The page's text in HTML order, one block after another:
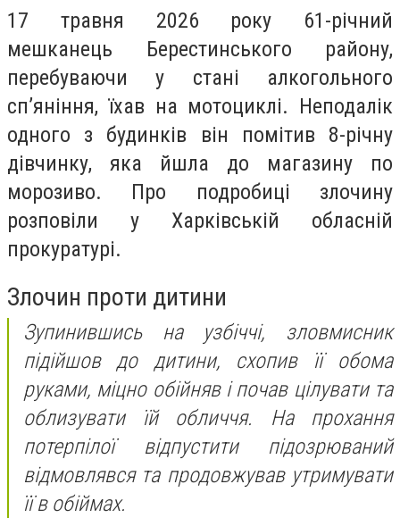
17 травня 2026 року 61-річний
мешканець Берестинського району,
перебуваючи у стані алкогольного
сп’яніння, їхав на мотоциклі. Неподалік
одного з будинків він помітив 8-річну
дівчинку, яка йшла до магазину по
морозиво. Про подробиці злочину
розповіли у Харківській обласній
прокуратурі.
Злочин проти дитини
Зупинившись на узбіччі, зловмисник
підійшов до дитини, схопив її обома
руками, міцно обійняв і почав цілувати та
облизувати їй обличчя. На прохання
потерпілої відпустити підозрюваний
відмовлявся та продовжував утримувати
її в обіймах.